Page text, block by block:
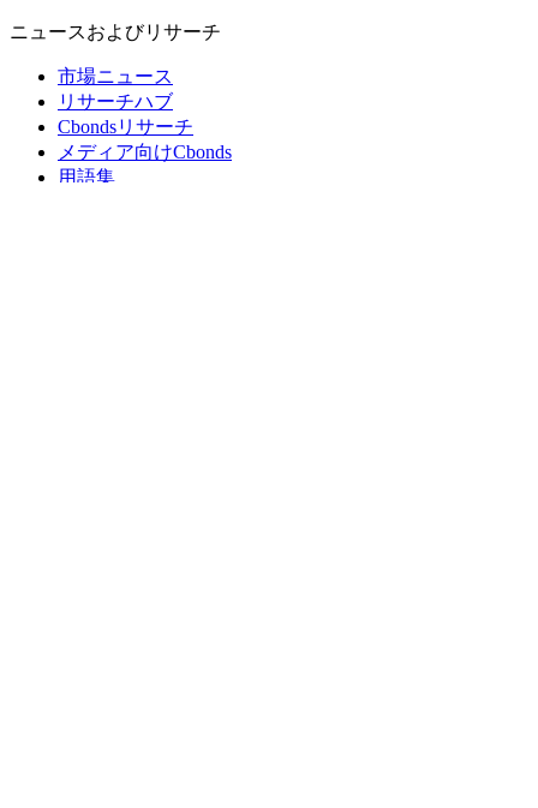
ニュースおよびリサーチ
市場ニュース
リサーチハブ
Cbondsリサーチ
メディア向けCbonds
用語集